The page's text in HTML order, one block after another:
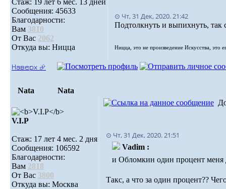
Стаж: 19 лет 6 мес. 13 дней
Сообщения: 45633
Благодарности:
Вам 3810
От Вас 2062
Откуда вы: Ницца
⊙ Чт, 31 Дек, 2020. 21:42
Подтолкнуть и выпихнуть, так
Ницца, это не произведение Искусства, это
Наверх ⮵
Nata Nata
V.I.Р
Стаж: 17 лет 4 мес. 2 дня
Сообщения: 106592
Благодарности:
Вам 2818
От Вас 3800
Откуда вы: Москва
⊙ Чт, 31 Дек, 2020. 21:51
Vadim :
и Обломкин один процент меня
Такс, а что за один процент??